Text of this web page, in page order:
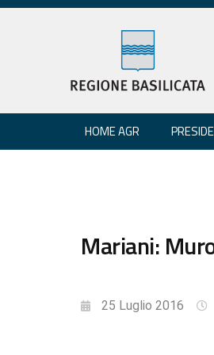
HOME AGR
Mariani:
25 Luglio 2016